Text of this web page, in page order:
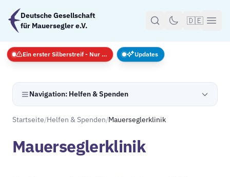
Zum Hauptinhalt springen
Deutsche Gesellschaft
für Mauersegler e.V.
🇩🇪
Navigation: Helfen & Spenden
Startseite/Helfen & Spenden/Mauerseglerklinik
Mauerseglerklinik
Ein erster Silberstreif - Nur Notfälle Updates